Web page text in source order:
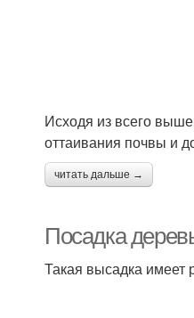
Исходя из всего
оттаивания почвы и
читать дальше →
Посадка
Такая высадка имеет